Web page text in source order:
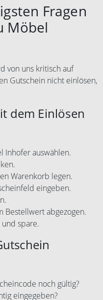
Fragen
Möbel
von uns kritisch auf
Gutschein nicht einlösen,
dem Einlösen
Inhofer auswählen.
Warenkorb legen.
eingeben.
Bestellwert abgezogen.
spare.
noch gültig?
eingegeben?